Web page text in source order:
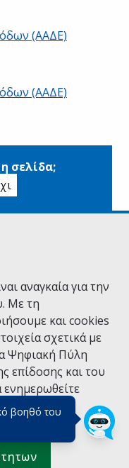
βοηθό του
αναγκαία για την
Με τη
και cookies
σχετικά με
Ψηφιακή Πύλη
επίδοσης και του
(ΑΑΔΕ)
(ΑΑΔΕ)
σελίδα;